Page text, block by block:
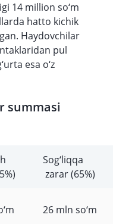
14 million so‘m
hatto kichik
Haydovchilar
pul
esa o‘z
summasi
Sog‘liqqa
zarar (65%)
26 mln so‘m